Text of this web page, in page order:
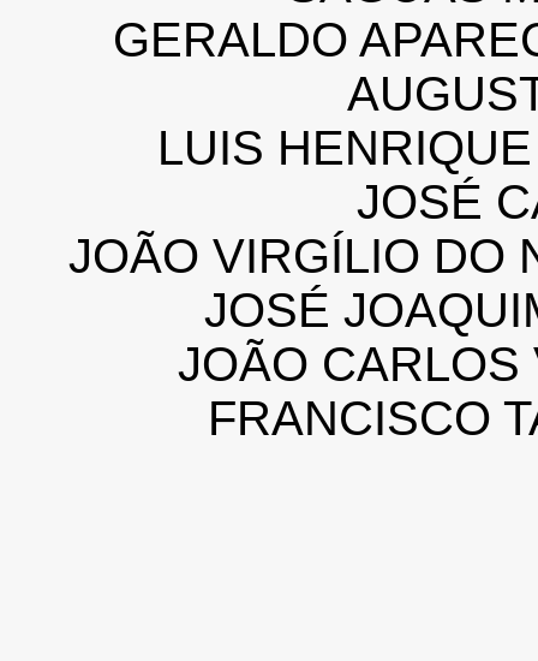
GERALDO
LUIS
JOSÉ
JOÃO VIRGÍLIO DO
JOSÉ
JOÃO
FRANCISCO